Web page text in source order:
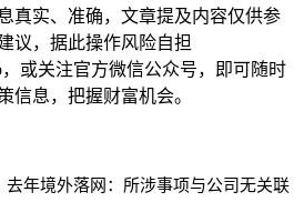
真实、准确，文章提及内容仅供参
议，据此操作风险自担
或关注官方微信公众号，即可随时
信息，把握财富机会。
去年境外落网：所涉事项与公司无关联